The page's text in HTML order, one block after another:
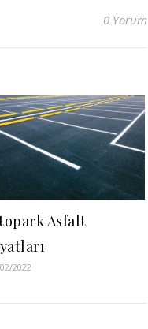
0 Yorum
Asfalt
2022